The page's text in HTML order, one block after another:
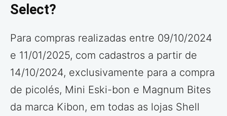
Select?
Para compras realizadas entre 09/10/2024
e 11/01/2025, com cadastros a partir de
14/10/2024, exclusivamente para a compra
de picolés, Mini Eski-bon e Magnum Bites
da marca Kibon, em todas as lojas Shell